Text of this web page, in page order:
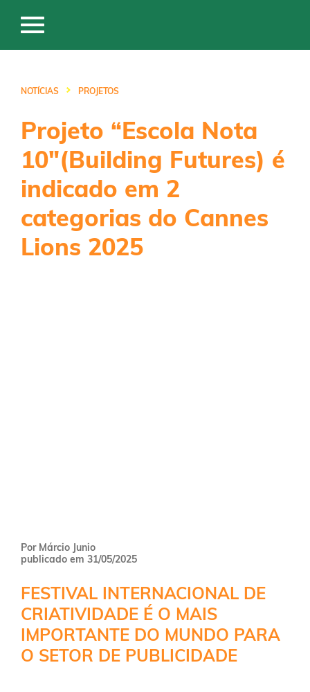
NOTÍCIAS PROJETOS
Projeto “Escola Nota
10″(Building Futures) é
indicado em 2
categorias do Cannes
Lions 2025
Por Márcio Junio
publicado em 31/05/2025
FESTIVAL INTERNACIONAL DE
CRIATIVIDADE É O MAIS
IMPORTANTE DO MUNDO PARA
O SETOR DE PUBLICIDADE